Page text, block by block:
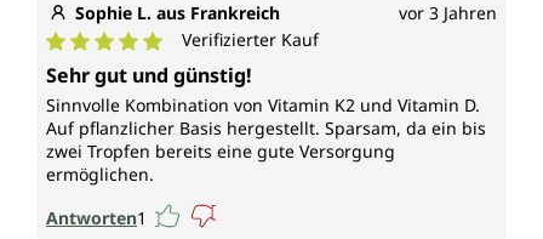
enthält ca. 1.050 Tropfen = 30 ml.
Vegan und ohne folgende Zusatzstoffe
Vitamin D3|K2-Tropfen von Unimedica sind,
entsprechend gesetzlicher Vorgaben, frei von
Zusätzen wie Konservierungsstoffen, Farbstoffen,
Trennmitteln wie Magnesiumstearat sowie ohne
Gentechnik, laktosefrei, glutenfrei und vegan.
Sophie L. aus Frankreich vor 3 Jahren
Durchschnittliche Bewertung von 5 von 5 Sternen
Verifizierter Kauf
Sehr gut und günstig!
Sinnvolle Kombination von Vitamin K2 und Vitamin D.
Auf pflanzlicher Basis hergestellt. Sparsam, da ein bis
zwei Tropfen bereits eine gute Versorgung
ermöglichen.
Antworten1